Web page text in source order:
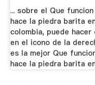
... sobre el Que funcion
hace la piedra barita
colombia, puede hacer
en el icono de la
es la mejor Que
hace la piedra barita